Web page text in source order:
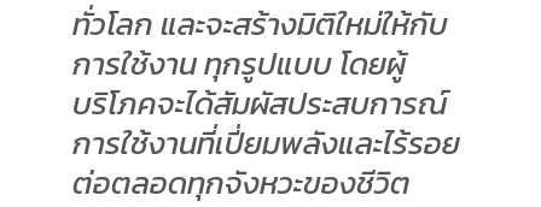
ทั่วโลก และจะสร้างมิติใหม่ให้กับ
การใช้งาน ทุกรูปแบบ โดยผู้
บริโภคจะได้สัมผัสประสบการณ์
การใช้งานที่เปี่ยมพลังและไร้รอย
ต่อตลอดทุกจังหวะของชีวิต